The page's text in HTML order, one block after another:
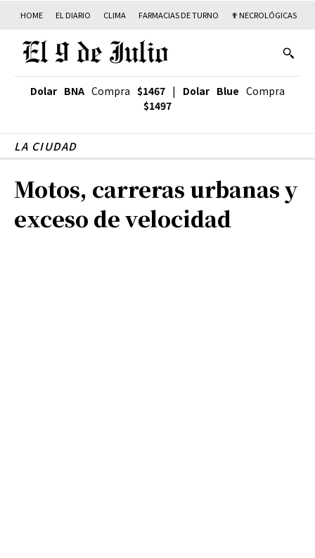
HOME EL DIARIO CLIMA FARMACIAS DE TURNO ✟ NECROLÓGICAS
Dolar BNA Compra $1467 | Dolar Blue Compra
$1497
LA CIUDAD
Motos, carreras urbanas y
exceso de velocidad